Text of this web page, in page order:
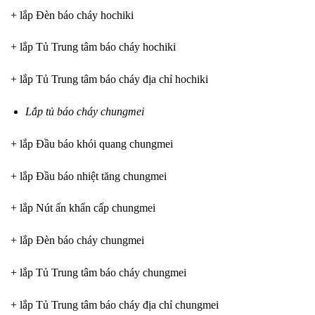
+ lắp Đèn báo cháy hochiki
+ lắp Tủ Trung tâm báo cháy hochiki
+ lắp Tủ Trung tâm báo cháy địa chỉ hochiki
Lắp tủ báo cháy chungmei
+ lắp Đầu báo khói quang chungmei
+ lắp Đầu báo nhiệt tăng chungmei
+ lắp Nút ấn khẩn cấp chungmei
+ lắp Đèn báo cháy chungmei
+ lắp Tủ Trung tâm báo cháy chungmei
+ lắp Tủ Trung tâm báo cháy địa chỉ chungmei